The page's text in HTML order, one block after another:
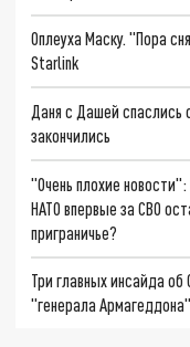
Оплеуха Маску. "Пора
Starlink
Даня с Дашей спаслись
закончились
"Очень плохие
НАТО впервые за СВО
приграничье?
Три главных инсайда
"генерала